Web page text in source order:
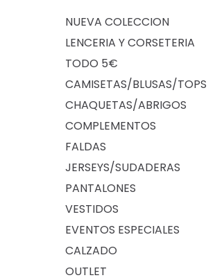
NUEVA COLECCION
LENCERIA Y CORSETERIA
TODO 5€
CAMISETAS/BLUSAS/TOPS
CHAQUETAS/ABRIGOS
COMPLEMENTOS
FALDAS
JERSEYS/SUDADERAS
PANTALONES
VESTIDOS
EVENTOS ESPECIALES
CALZADO
OUTLET